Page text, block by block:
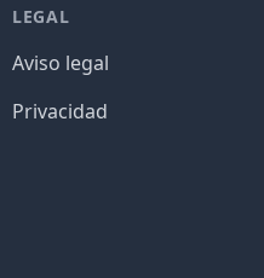
LEGAL
Aviso legal
Privacidad